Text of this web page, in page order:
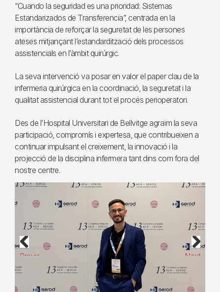
“Cuando la seguridad es una prioridad: Sistemas
Estandarizados de Transferencia”, centrada en la
importància de reforçar la seguretat de les persones
ateses mitjançant l’estandardització dels processos
assistencials en l’àmbit quirúrgic.
La seva intervenció va posar en valor el paper clau de la
infermeria quirúrgica en la coordinació, la seguretat i la
qualitat assistencial durant tot el procés perioperatori.
Des de l’Hospital Universitari de Bellvitge agraïm la seva
participació, compromís i expertesa, que contribueixen a
continuar impulsant el creixement, la innovació i la
projecció de la disciplina infermera tant dins com fora del
nostre centre.
Previous Next